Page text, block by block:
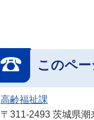
このペ
高齢福祉課
〒311-2493 茨城県